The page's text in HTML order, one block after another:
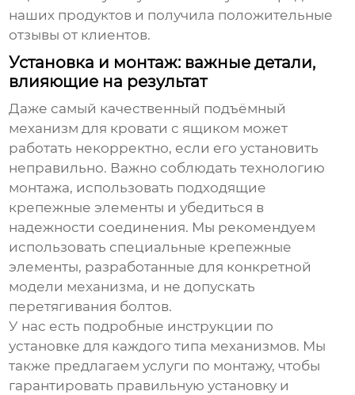
наших продуктов и получила положительные
отзывы от клиентов.
Установка и монтаж: важные детали,
влияющие на результат
Даже самый качественный подъёмный
механизм для кровати с ящиком может
работать некорректно, если его установить
неправильно. Важно соблюдать технологию
монтажа, использовать подходящие
крепежные элементы и убедиться в
надежности соединения. Мы рекомендуем
использовать специальные крепежные
элементы, разработанные для конкретной
модели механизма, и не допускать
перетягивания болтов.
У нас есть подробные инструкции по
установке для каждого типа механизмов. Мы
также предлагаем услуги по монтажу, чтобы
гарантировать правильную установку и